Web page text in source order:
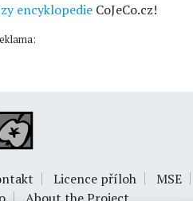
encyklopedie CoJeCo.cz!
Licence příloh
MSE